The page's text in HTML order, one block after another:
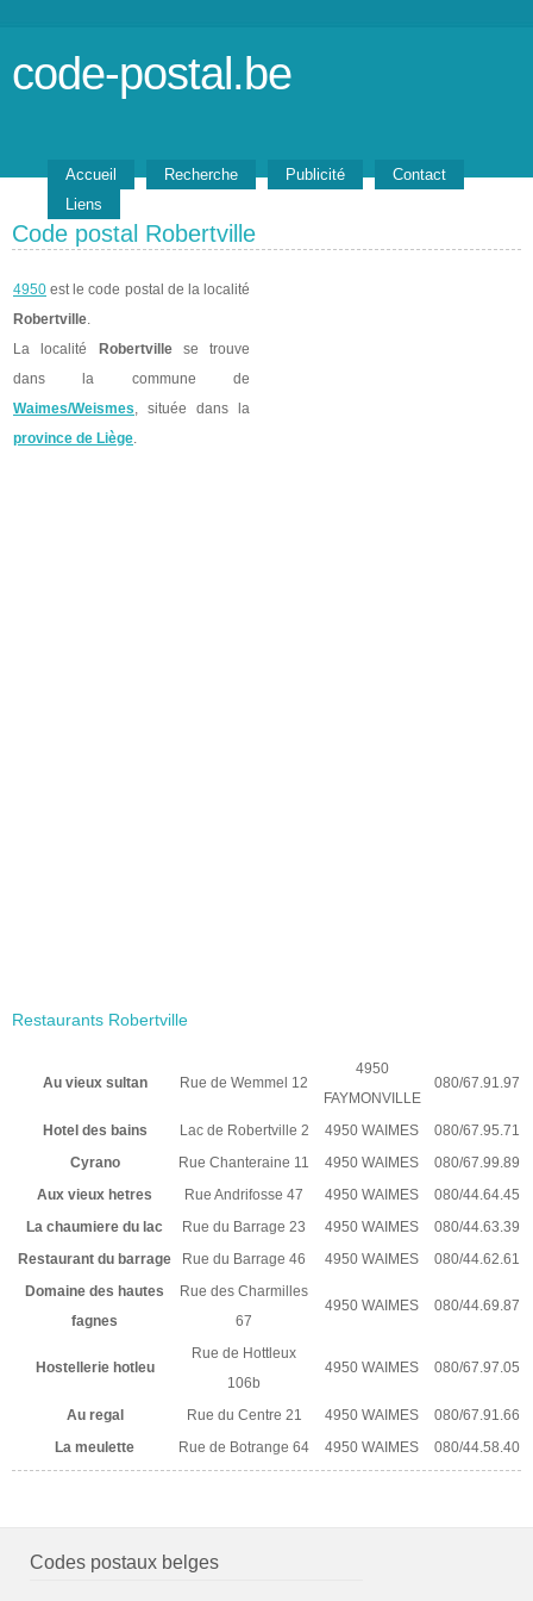
code-postal.be
Accueil Recherche Publicité
Contact
Liens
Code postal Robertville
4950 est le code postal de la localité
Robertville.
La localité
Robertvillese trouve
dans la commune de
Waimes/Weismes, située dans la
province de Liège.
Restaurants Robertville
Au vieux sultan Rue de Wemmel 12
4950
FAYMONVILLE
080/67.91.97
Hotel des bains Lac de Robertville 2 4950 WAIMES
080/67.95.71
Cyrano
Rue Chanteraine 11 4950 WAIMES
080/67.99.89
Aux vieux hetres
Rue Andrifosse 47 4950 WAIMES
080/44.64.45
La chaumiere du lac
Rue du Barrage 23 4950 WAIMES
080/44.63.39
Restaurant du barrage
Rue du Barrage 46 4950 WAIMES
080/44.62.61
Domaine des hautes
fagnes
Rue des Charmilles
67
4950 WAIMES 080/44.69.87
Hostellerie hotleu
Rue de Hottleux
106b
4950 WAIMES 080/67.97.05
Au regal Rue du Centre 21 4950 WAIMES
080/67.91.66
La meulette
Rue de Botrange 64 4950 WAIMES 080/44.58.40
Codes postaux belges